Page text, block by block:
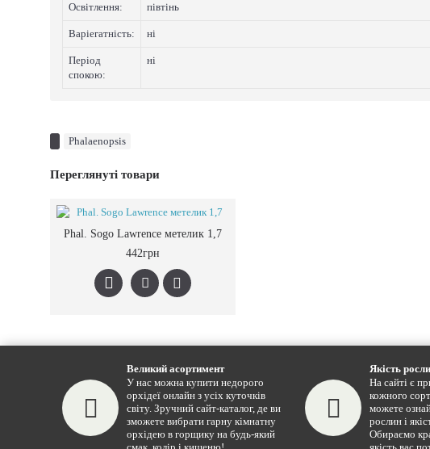
Освітлення: півтінь
Варіегатнicть: нi
Період
спокою:
нi
Phalaenopsis
Переглянуті товари
Phal. Sogo Lawrence метелик 1,7
442грн
Великий асортимент
У нас можна купити недорого
орхідеї онлайн з усіх куточків
світу. Зручний сайт-каталог, де ви
зможете вибрати гарну кімнатну
орхідею в горщику на будь-який
Якість
На сайті є
кожного
можете
рослин і
Обираємо